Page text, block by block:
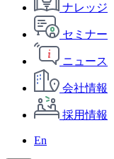
ナレッジ
セミナー
ニュース
会社情報
採用情報
En